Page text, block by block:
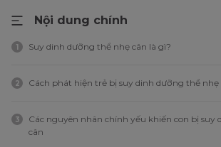
Nội dung chính
1 Suy dinh dưỡng thể nhẹ cân là gì?
2 Cách phát hiện trẻ bị suy dinh dưỡng thể nhẹ
3
Các nguyên nhân chính yếu khiến con bị suy
cân